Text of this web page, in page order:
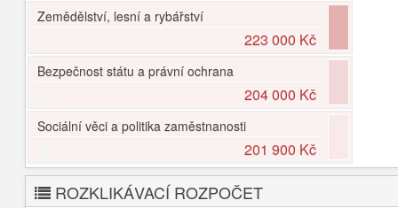
Zemědělství, lesní a rybářství
223 000 Kč
Bezpečnost státu a právní ochrana
204 000 Kč
Sociální věci a politika zaměstnanosti
201 900 Kč
ROZKLIKÁVACÍ ROZPOČET